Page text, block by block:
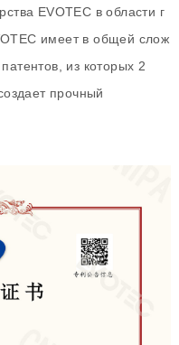
EVOTEC в области г
имеет в общей слож
из которых 2
прочный